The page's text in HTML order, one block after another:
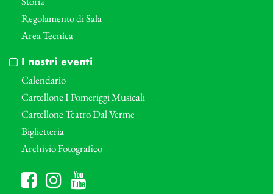
Regolamento di Sala
Area Tecnica
I nostri eventi
Calendario
Cartellone I Pomeriggi Musicali
Cartellone Teatro Dal Verme
Biglietteria
Archivio Fotografico